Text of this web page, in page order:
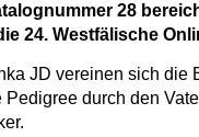
28
24. Westfälische
JD vereinen sich die
Pedigree durch den